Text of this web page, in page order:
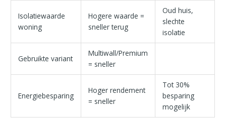
Isolatiewaarde
woning
Hogere waarde =
sneller terug
Oud huis,
slechte
isolatie
Gebruikte variant
Multiwall/Premium
= sneller
Energiebesparing
Hoger rendement
= sneller
Tot 30%
besparing
mogelijk